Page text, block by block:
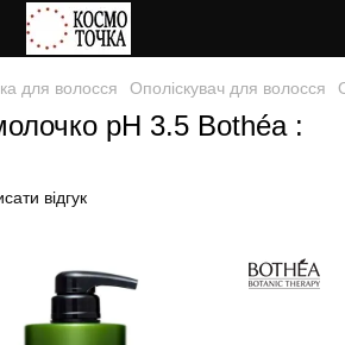
для волосся Ополіскувач для волосся
pH 3.5 Bothéa :
відгук